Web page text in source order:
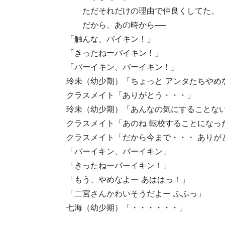
ただそれだけの理由で仲良くしてた。
だから、あの時から──
「触んな、バイキン！」
「きったねーバイキン！」
「バーイキン、バーイキン！」
玲未（幼少期）「ちょっと アンタたちやめ
クラスメイト「ありがとう・・・」
玲未（幼少期）「あんなの気にすることな
クラスメイト「あのね 転校することになっ
クラスメイト「だから今まで・・・ ありが
「バーイキン、バーイキン」
「きったねーバーイキン！」
「もう、やめなよー あははっ！」
「二宮さんかわいそうだよー ふふっ」
七海（幼少期）「・・・・・・」